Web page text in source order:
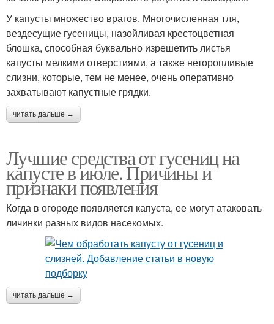
У капусты множество врагов. Многочисленная тля,
вездесущие гусеницы, назойливая крестоцветная
блошка, способная буквально изрешетить листья
капусты мелкими отверстиями, а также неторопливые
слизни, которые, тем не менее, очень оперативно
захватывают капустные грядки.
читать дальше →
Лучшие средства от гусениц на
капусте в июле. Причины и
признаки появления
Когда в огороде появляется капуста, ее могут атаковать
личинки разных видов насекомых.
читать дальше →